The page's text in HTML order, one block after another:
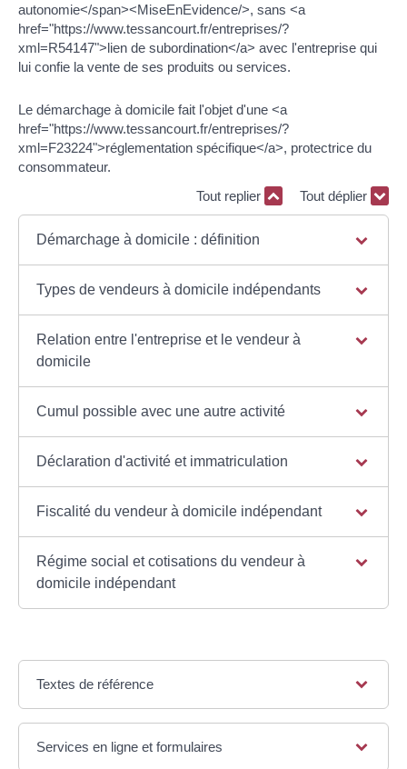
autonomie</span><MiseEnEvidence/>, sans <a
href="https://www.tessancourt.fr/entreprises/?
xml=R54147">lien de subordination</a> avec l'entreprise qui
lui confie la vente de ses produits ou services.
Le démarchage à domicile fait l'objet d'une <a
href="https://www.tessancourt.fr/entreprises/?
xml=F23224">réglementation spécifique</a>, protectrice du
consommateur.
Tout replier
Tout déplier
Démarchage à domicile : définition
Types de vendeurs à domicile indépendants
Relation entre l'entreprise et le vendeur à
domicile
Cumul possible avec une autre activité
Déclaration d'activité et immatriculation
Fiscalité du vendeur à domicile indépendant
Régime social et cotisations du vendeur à
domicile indépendant
Textes de référence
Services en ligne et formulaires